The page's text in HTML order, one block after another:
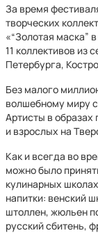
За время
творческих
«“Золотая маска”
11 коллективов из
Петербурга,
Без малого
волшебному миру
Артисты в образах
и взрослых на
Как и всегда во
можно было
кулинарных
напитки: венский
штоллен, жюльен
русский сбитень,